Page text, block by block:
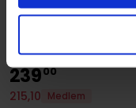
The Lightlark SagaVol. 1
23900
215,10
Medlem